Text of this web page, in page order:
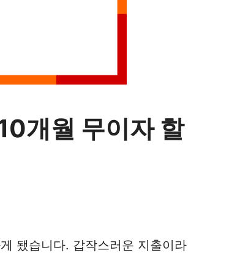
개월 무이자 할
됐습니다. 갑작스러운 지출이라